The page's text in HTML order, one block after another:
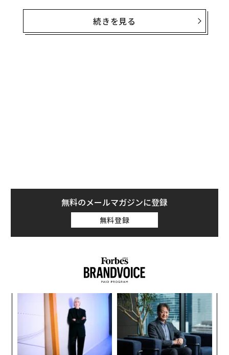
ユンチュアンとシンバオという名前のパンダは6月に同
動物園に到着し、新しい環境に慣れるための時間を過ご
した後に一般公開された。
続きを見る
無料のメールマガジンに登録
無料登録